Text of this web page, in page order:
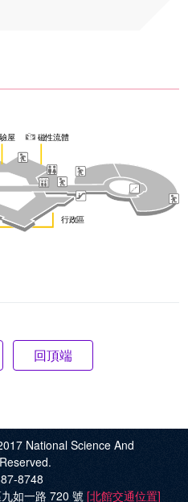
回頂端
National Science And
8748
如一路 720 號 [北館交通位置]